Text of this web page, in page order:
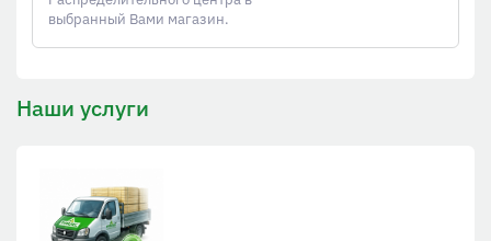
выбранный Вами магазин.
Наши услуги